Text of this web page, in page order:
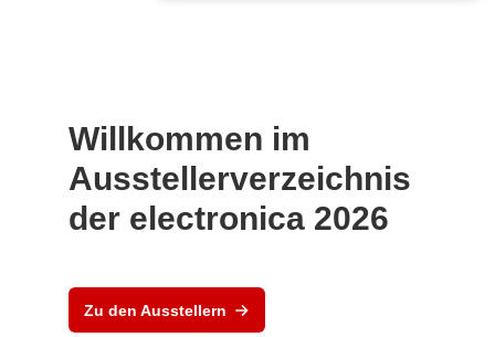
Willkommen im
Ausstellerverzeichnis
der electronica 2026
Zu den Ausstellern